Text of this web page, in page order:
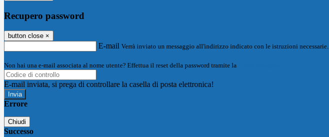
Recupero password
button close ×
E-mail Verrà inviato un messaggio all'indirizzo indicato con le istruzioni necessarie.
Non hai una e-mail associata al nome utente? Effettua il reset della password tramite la
E-mail inviata, si prega di controllare la casella di posta elettronica!
Errore
Chiudi
Successo